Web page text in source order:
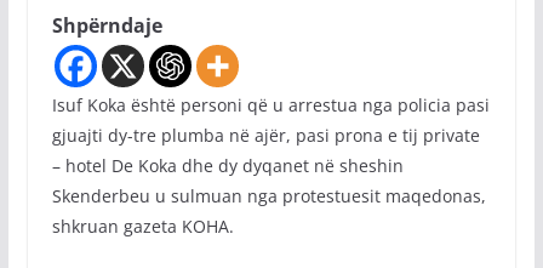
Shpërndaje
Isuf Koka është personi që u arrestua nga policia pasi
gjuajti dy-tre plumba në ajër, pasi prona e tij private
– hotel De Koka dhe dy dyqanet në sheshin
Skenderbeu u sulmuan nga protestuesit maqedonas,
shkruan gazeta KOHA.